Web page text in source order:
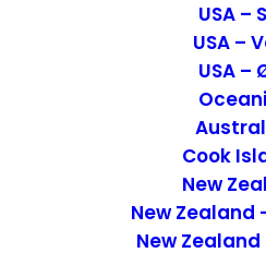
USA –
USA –
USA –
Cook
New
New Zealand
New Zealand
Historien om Café
Selve bygningen er